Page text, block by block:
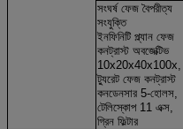
সংঘর্ষ ফেজ বৈপরীত্য
সংযুক্তি
ইনফিনিটি প্ল্যান ফেজ
কনট্রাস্ট অবজেক্টিভ
10x20x40x100x,
ট্যুরেট ফেজ কনট্রাস্ট
কনডেনসার 5-হোলস,
টেলিস্কোপ 11 এক্স,
গ্রিন ফিল্টার